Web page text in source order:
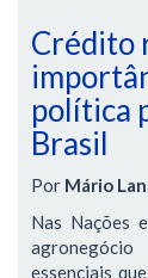
Crédito
política
Brasil
Por Mário
Nas Nações
essenciais